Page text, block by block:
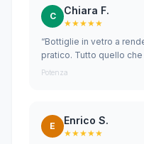
C Chiara F.
★★★★★
“Bottiglie in vetro a
pratico. Tutto quello che
Potenza
E Enrico S.
★★★★★